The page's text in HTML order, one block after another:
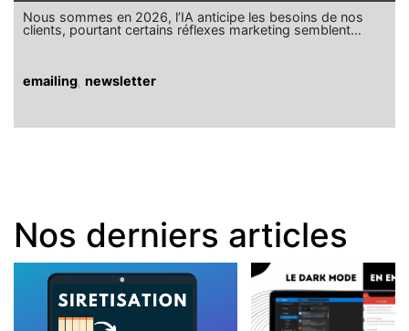
Nous sommes en 2026, l’IA anticipe les besoins de nos
clients, pourtant certains réflexes marketing semblent…
emailing newsletter
Nos derniers articles